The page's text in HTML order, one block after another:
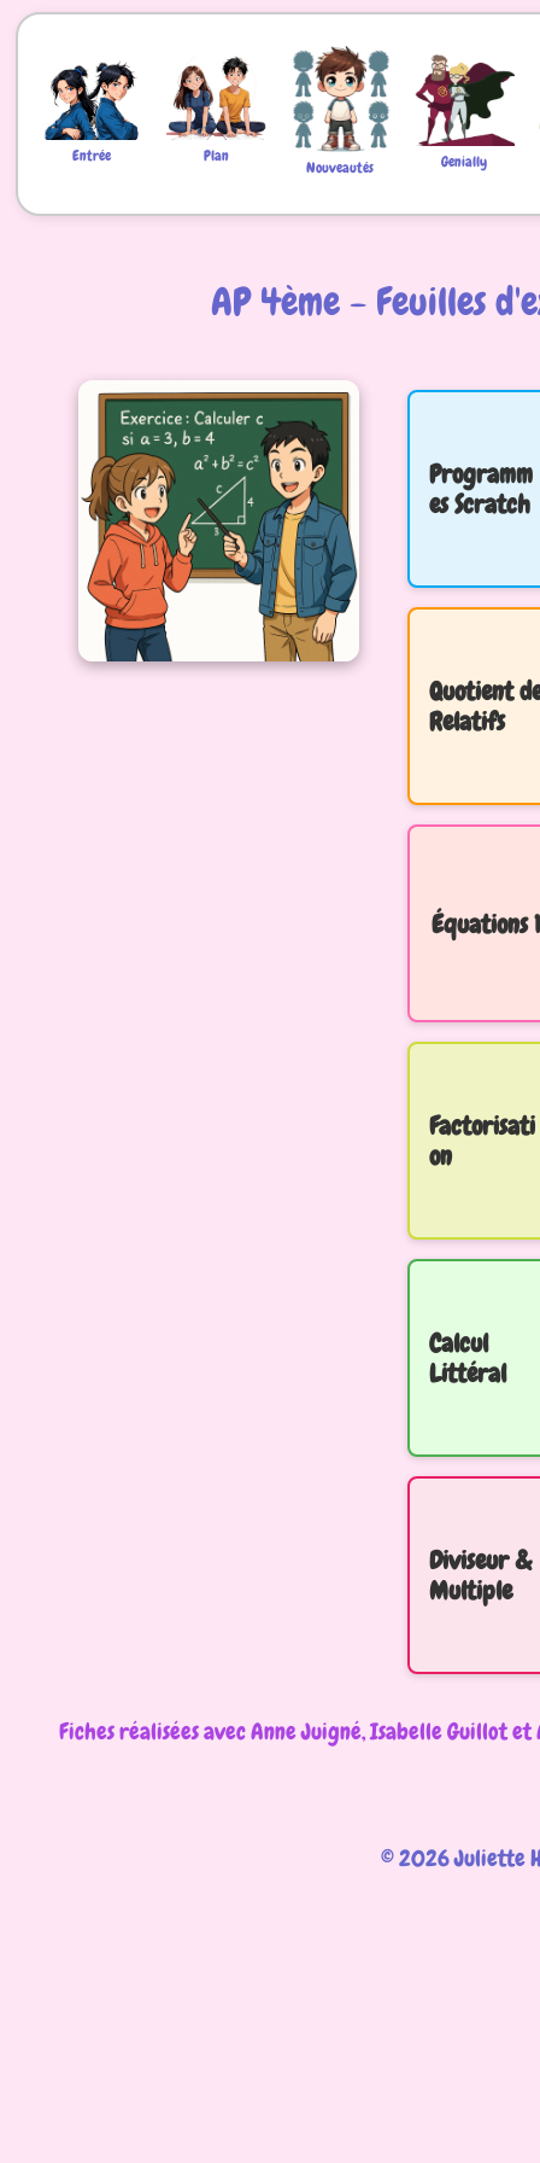
Entrée Plan
Nouveautés Genially
AP 4ème - Feuilles
Programm
es Scratch
Quotient
Relatifs
Équations 1
Factorisati
on
Calcul
Littéral
Diviseur &
Multiple
Fiches réalisées avec Anne Juigné, Isabelle Guillot et
© 2026 Juliette